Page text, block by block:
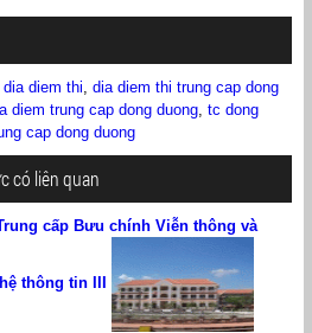
dia diem thi, dia diem thi trung cap dong
diem trung cap dong duong, tc dong
cap dong duong
có liên quan
cấp Bưu chính Viễn thông và
thông tin III